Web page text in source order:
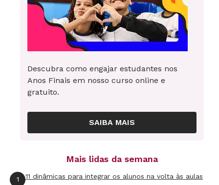
Descubra como engajar estudantes nos
Anos Finais em nosso curso online e
gratuito.
SAIBA MAIS
Mais lidas da semana
1 11 dinâmicas para integrar os alunos na volta às aulas